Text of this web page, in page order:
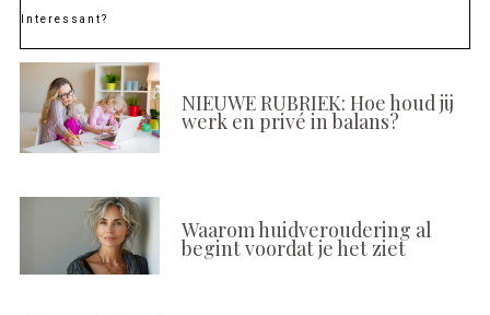
Interessant?
NIEUWE RUBRIEK: Hoe houd jij
werk en privé in balans?
Waarom huidveroudering al
begint voordat je het ziet